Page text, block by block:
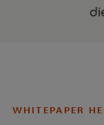
WHITEPAPER